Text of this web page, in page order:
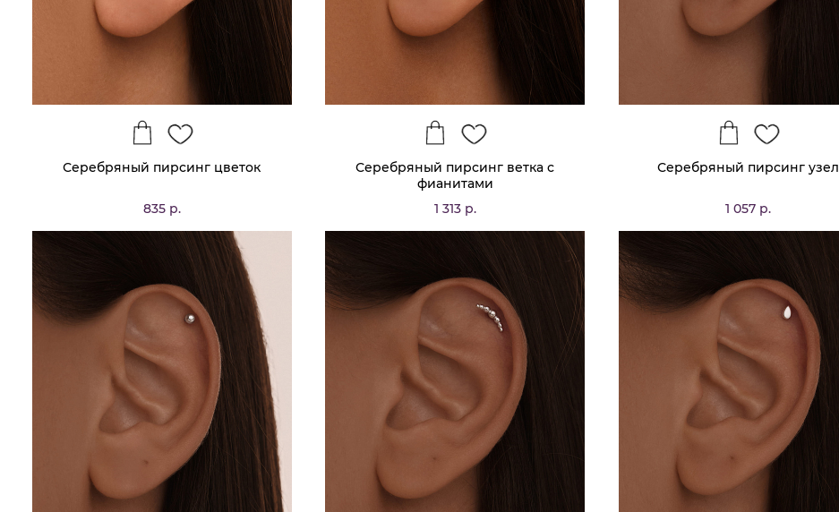
Серебряный пирсинг цветок
835 р.
Серебряный пирсинг ветка с
фианитами
1 313 р.
Серебряный пирсинг узел
1 057 р.